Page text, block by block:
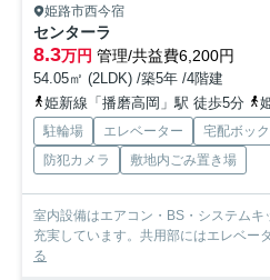
姫路市西今宿
センターラ
8.3万円 管理/共益費6,200円
54.05㎡ (2LDK) /築5年 /4階建
姫新線「播磨高岡」駅 徒歩5分
駐輪場 エレベーター 宅配ボッ
防犯カメラ
敷地内ごみ置き場
室内設備はエアコン・BS・システム
充実しています。共用部にはエレベー
る